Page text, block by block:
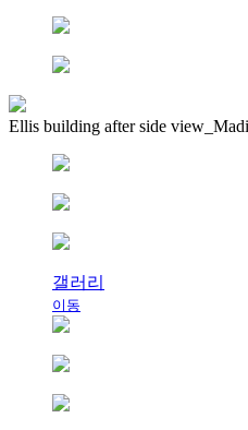
Ellis building after side
갤러리
이동